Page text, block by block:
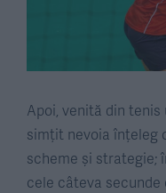
Apoi, venită din
simțit nevoia înțeleg
scheme și strategie;
cele câteva